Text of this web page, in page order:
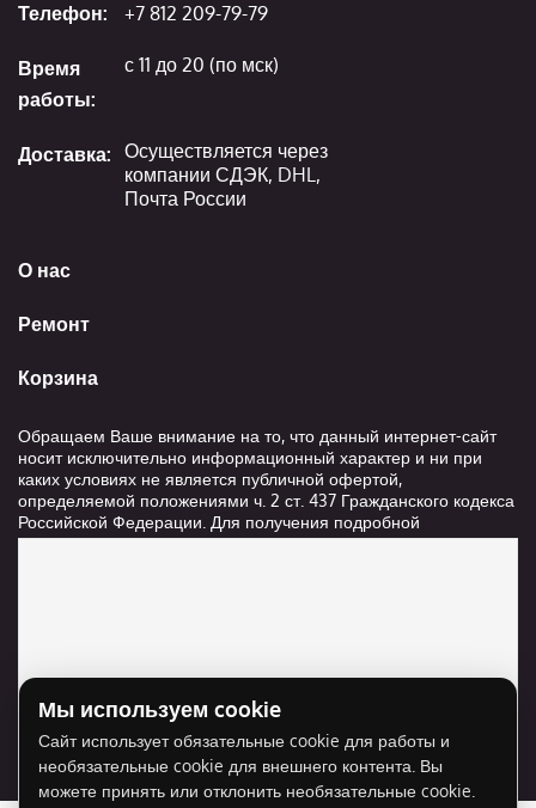
О нас
Ремонт
Корзина
Телефон: +7 812 209-79-79
Время
работы:
с 11 до 20 (по мск)
Доставка: Осуществляется через
компании СДЭК, DHL,
Почта России
Обращаем Ваше внимание на то, что данный интернет-сайт
носит исключительно информационный характер и ни при
каких условиях не является публичной офертой,
определяемой положениями ч. 2 ст. 437 Гражданского кодекса
Российской Федерации. Для получения подробной
информации о стоимости и сроках выполнения услуг,
Для отображения карты нужно разрешить
использование cookie для внешнего контента.
Разрешить cookie
Мы используем cookie
Сайт использует обязательные cookie для работы и
необязательные cookie для внешнего контента. Вы
можете принять или отклонить необязательные cookie.